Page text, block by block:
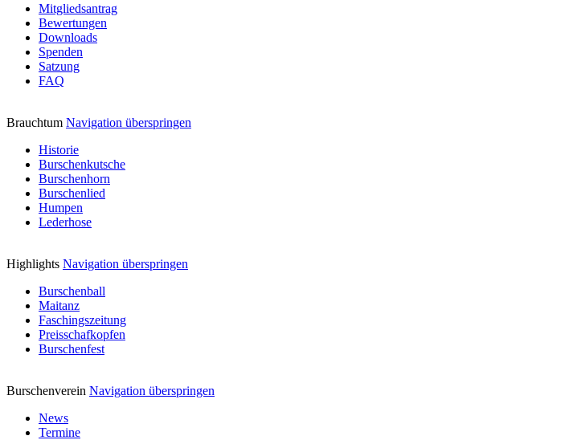
Mitgliedsantrag
Bewertungen
Downloads
Spenden
Satzung
FAQ
Brauchtum Navigation überspringen
Historie
Burschenkutsche
Burschenhorn
Burschenlied
Humpen
Lederhose
Highlights Navigation überspringen
Burschenball
Maitanz
Faschingszeitung
Preisschafkopfen
Burschenfest
Burschenverein Navigation überspringen
News
Termine